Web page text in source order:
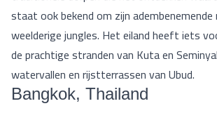
staat ook bekend om zijn
weelderige jungles. Het eiland heeft iets
de prachtige stranden van Kuta en
watervallen en rijstterrassen van Ubud.
Bangkok, Thailand